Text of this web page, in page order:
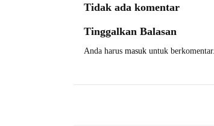
Tidak ada komentar
Tinggalkan Balasan
Anda harus masuk untuk berkomentar.